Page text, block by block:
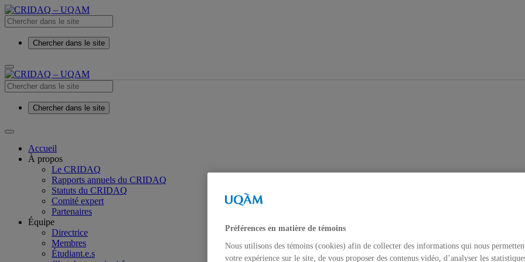
Chercher dans le site
Chercher dans le site
Accueil
À propos
Le CRIDAQ
Rapports annuels du CRIDAQ
Statuts du CRIDAQ
Comité expert
Partenaires
Équipe
Directrice
Membres
Étudiant.e.s
Préférences en matière de témoins
Nous utilisons des témoins (cookies) afin de collecter des informations qui nous
votre expérience sur le site, de vous proposer des contenus vidéo, d’analyser les